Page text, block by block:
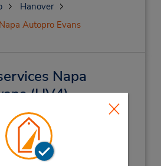
Hanover
Autopro Evans
Napa
(HV4)
N4N 1R6, Canada